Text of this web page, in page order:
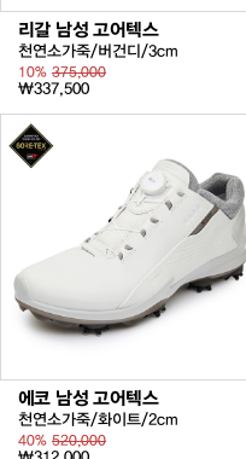
리갈 남성 고어텍스
천연소가죽/버건디/3cm
10% 375,000
₩337,500
에코 남성 고어텍스
천연소가죽/화이트/2cm
40% 520,000